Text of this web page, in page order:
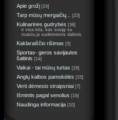
Apie grožį [24]
Tarp mūsų mergaičių... [23]
Kulinarinės gudrybės [36]
ir visa kita, kas susiję su
maistu,jo sudėtinėmis dalimis
Kaklaraiščio rišimas [5]
Sportas- geros savijautos
šaltinis [14]
Vaikai - tai mūsų turtas [18]
Anglų kalbos pamokėlės [33]
Verti dėmesio straipsniai [7]
Išmintis pagal senolius [16]
Naudinga informacija [10]